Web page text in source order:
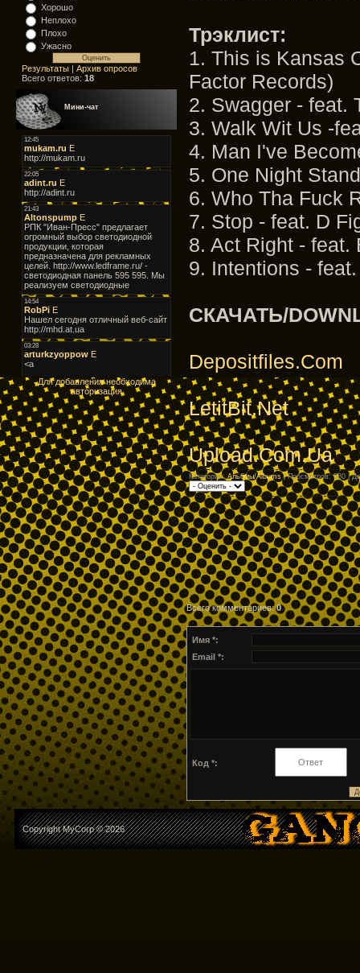
Хорошо
Неплохо
Плохо
Ужасно
Результаты | Архив опросов
Всего ответов: 18
Мини-чат
Для добавления необходима
авторизация
Трэклист:
1. This is Kansas
Factor Records)
2. Swagger - feat.
3. Walk Wit Us -
4. Man I've
5. One Night
6. Who Tha Fuck
7. Stop - feat. D
8. Act Right - feat.
9. Intentions -
СКАЧАТЬ/
Depositfiles.Com
LetitBit.Net
Upload.Com.Ua
Категория:Альбмы/Albums|Просмотров: 580 |
Всего комментариев:0
Имя *:
Email *:
Код *:
Copyright MyCorp © 2026